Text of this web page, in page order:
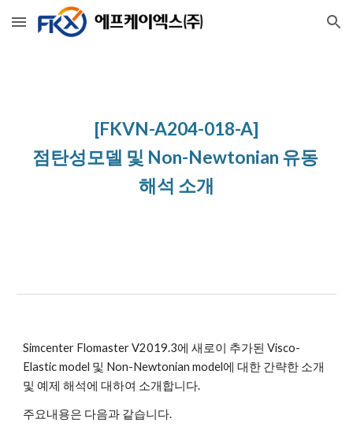
Skip to main content Skip to navigation
[FKVN-A204-018-A]
점탄성모델 및 Non-Newtonian 유동
해석 소개
Simcenter Flomaster V2019.3에 새로이 추가된 Visco-
Elastic model 및 Non-Newtonian model에 대한 간략한 소개
및 예제 해석에 대하여 소개합니다.
주요내용은 다음과 같습니다.